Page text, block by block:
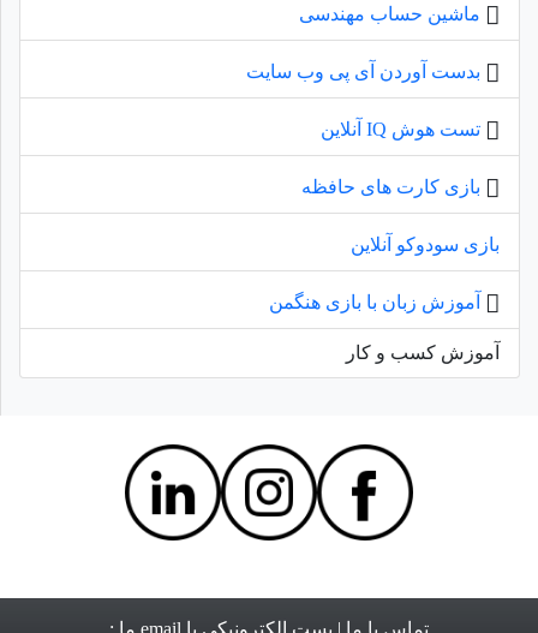
ماشین حساب مهندسی
بدست آوردن آی پی وب سایت
تست هوش IQ آنلاین
بازی کارت های حافظه
بازی سودوکو آنلاین
آموزش زبان با بازی هنگمن
آموزش کسب و کار